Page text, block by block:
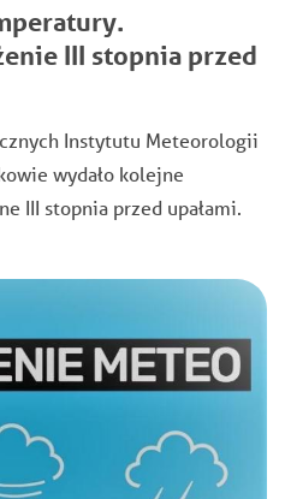
III stopnia przed
Instytutu Meteorologii
wydało kolejne
III stopnia przed upałami.